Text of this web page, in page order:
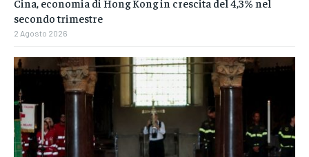
secondo trimestre
2 Agosto 2026